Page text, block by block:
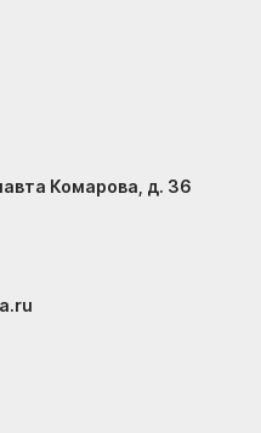
Комарова, д. 36